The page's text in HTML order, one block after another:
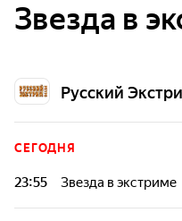
Звезда в
Русский
СЕГОДНЯ
23:55 Звезда в экстриме